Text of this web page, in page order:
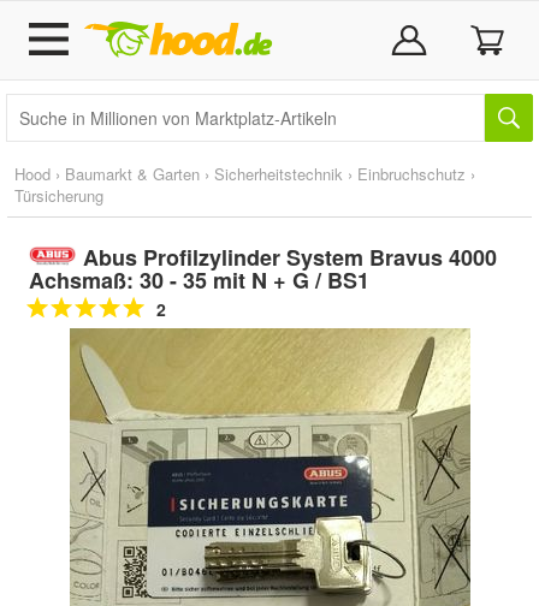
Hood › Baumarkt & Garten › Sicherheitstechnik › Einbruchschutz ›
Türsicherung
Abus Profilzylinder System Bravus 4000
Achsmaß: 30 - 35 mit N + G / BS1
2